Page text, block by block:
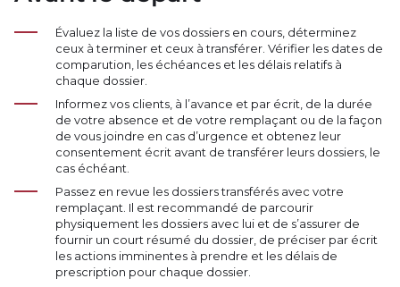
Évaluez la liste de vos dossiers en cours, déterminez
ceux à terminer et ceux à transférer. Vérifier les dates de
comparution, les échéances et les délais relatifs à
chaque dossier.
Informez vos clients, à l’avance et par écrit, de la durée
de votre absence et de votre remplaçant ou de la façon
de vous joindre en cas d’urgence et obtenez leur
consentement écrit avant de transférer leurs dossiers, le
cas échéant.
Passez en revue les dossiers transférés avec votre
remplaçant. Il est recommandé de parcourir
physiquement les dossiers avec lui et de s’assurer de
fournir un court résumé du dossier, de préciser par écrit
les actions imminentes à prendre et les délais de
prescription pour chaque dossier.